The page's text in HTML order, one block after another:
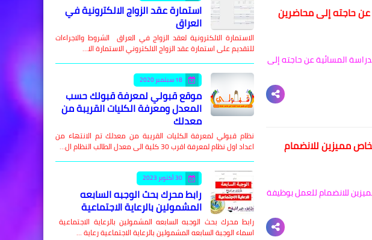
حاجته إلى محاضرين
المسائية عن حاجته إلى
مميزين للانضمام
للانضمام للعمل بوظيفة
استمارة عقد الزواج الالكترونية في
العراق
الاستمارة الالكترونية لعقد الزواج في العراق الشروط والاجراءات
للتقديم على استمارة عقد الزواج الالكتروني الاستمارة الا…
18 سبتمبر 2020
موقع قبولي لمعرفة قبولك حسب
المعدل ومعرفة الكليات القريبة من
معدلك
نظام قبولي لمعرفة الكليات القريبة من معدلك تم الانتهاء من
اعداد اول نظام لمعرفة اقرب 30 كلية الى معدل الطالب النظام ال…
30 أكتوبر 2023
رابط محرك بحث الوجبه السابعه
المشمولين بالرعاية الاجتماعية
رابط محرك بحث الوجبه السابعه المشمولين بالرعاية الاجتماعية
اسماء الوجبة السابعه المشمولين بالرعاية الاجتماعية رعاية …